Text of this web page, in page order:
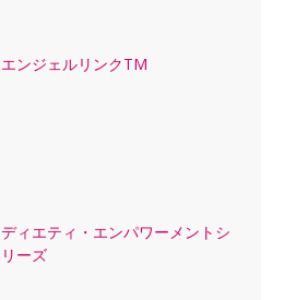
エンジェルリンクTM
ディエティ・エンパワーメントシ
リーズ